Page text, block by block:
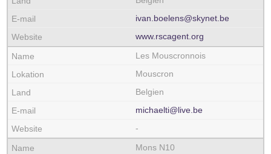
ivan.boelens@skynet.be
www.rscagent.org
Les Mouscronnois
Mouscron
Belgien
michaelti@live.be
-
Mons N10